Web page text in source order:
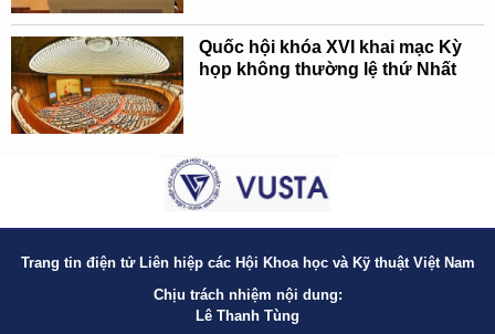
Quốc hội khóa XVI khai mạc Kỳ
họp không thường lệ thứ Nhất
Trang tin điện tử Liên hiệp các Hội Khoa học và Kỹ thuật Việt Nam
Chịu trách nhiệm nội dung:
Lê Thanh Tùng